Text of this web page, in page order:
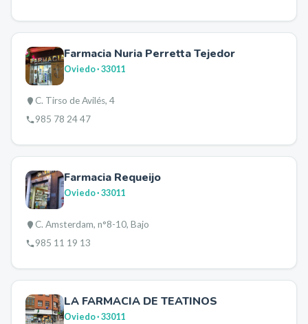
Farmacia Nuria Perretta Tejedor
Oviedo· 33011
C. Tirso de Avilés, 4
985 78 24 47
Farmacia Requeijo
Oviedo· 33011
C. Amsterdam, n°8-10, Bajo
985 11 19 13
LA FARMACIA DE TEATINOS
Oviedo· 33011